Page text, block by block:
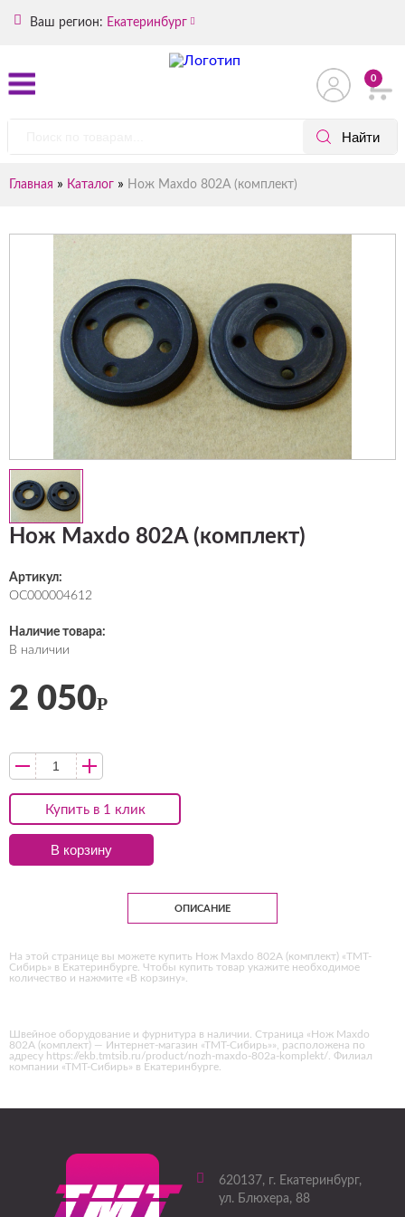
Ваш регион: Екатеринбург
0
Главная » Каталог » Нож Maxdo 802A (комплект)
Нож Maxdo 802A (комплект)
Артикул:
ОС000004612
Наличие товара:
В наличии
Купить в 1 клик
2 050Р
В корзину
ОПИСАНИЕ
На этой странице вы можете купить Нож Maxdo 802A (комплект) «ТМТ-
Сибирь» в Екатеринбурге. Чтобы купить товар укажите необходимое
количество и нажмите «В корзину».
Швейное оборудование и фурнитура в наличии. Страница «Нож Maxdo
802A (комплект) — Интернет-магазин «ТМТ-Сибирь»», расположена по
адресу https://ekb.tmtsib.ru/product/nozh-maxdo-802a-komplekt/. Филиал
компании «ТМТ-Сибирь» в Екатеринбурге.
620137, г. Екатеринбург,
ул. Блюхера, 88